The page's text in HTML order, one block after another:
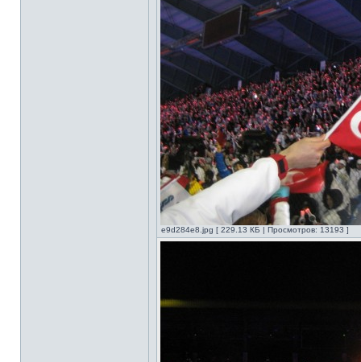
e9d284e8.jpg [ 229.13 КБ | Просмотров: 13193 ]